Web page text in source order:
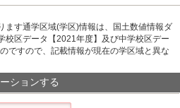
ます通学区域(学区)情報は、国土数値情報ダ
校区データ【2021年度】及び中学校区デー
ですので、記載情報が現在の学区域と異な
ションする